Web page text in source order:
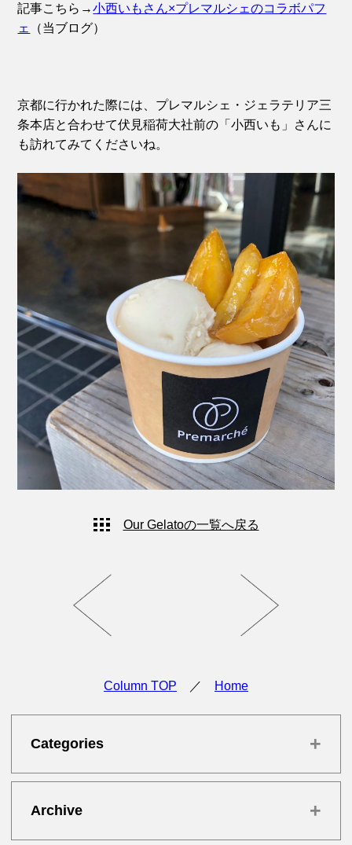
記事こちら→小西いもさん×プレマルシェのコラボパフ
ェ
（当ブログ）
京都に行かれた際には、プレマルシェ・ジェラテリア三
条本店と合わせて伏見稲荷大社前の「小西いも」さんに
も訪れてみてくださいね。
Our Gelatoの一覧へ戻る
Column TOP ／ Home
Categories +
Archive +